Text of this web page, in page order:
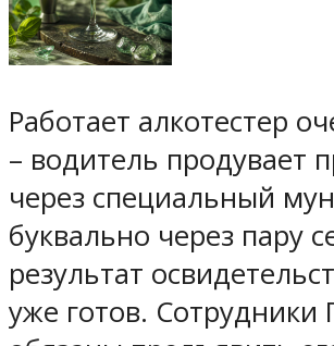
Работает алкотестер
– водитель продувает
через специальный
буквально через пару
результат
уже готов.